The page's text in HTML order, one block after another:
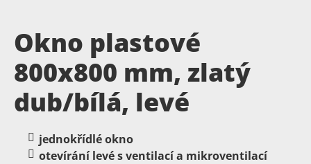
Okno plastové
800x800 mm, zlatý
dub/bílá, levé
jednokřídlé okno
otevírání levé s ventilací a mikroventilací